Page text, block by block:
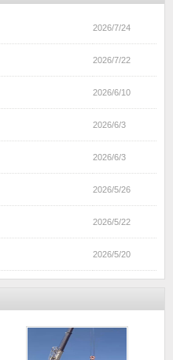
2026/7/24
2026/7/22
2026/6/10
2026/6/3
2026/6/3
2026/5/26
2026/5/22
2026/5/20